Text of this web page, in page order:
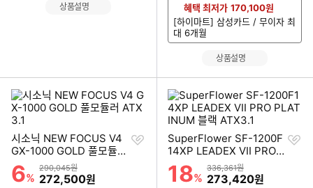
상품설명 혜택 최저가 170,100원
[하이마트] 삼성카드 / 무이자 최
대 6개월
상품설명
시소닉 NEW FOCUS V4
GX-1000 GOLD 풀모듈러
ATX3.1
할인률
6%
상품금액
290,045원
할인금액
272,500원
찜
SuperFlower SF-1200F
14XP LEADEX VII PRO
PLATINUM 블랙 ATX3.1
할인률
18%
상품금액
336,361원
할인금액
273,420원
찜